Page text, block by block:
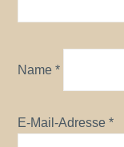
Name*
E-Mail-Adresse*